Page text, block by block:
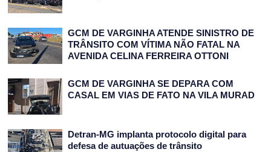
GCM DE VARGINHA ATENDE SINISTRO DE
TRÂNSITO COM VÍTIMA NÃO FATAL NA
AVENIDA CELINA FERREIRA OTTONI
GCM DE VARGINHA SE DEPARA COM
CASAL EM VIAS DE FATO NA VILA MURAD
Detran-MG implanta protocolo digital para
defesa de autuações de trânsito